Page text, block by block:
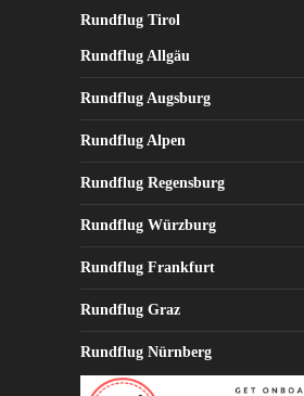
Rundflug Tirol
Rundflug Allgäu
Rundflug Augsburg
Rundflug Alpen
Rundflug Regensburg
Rundflug Würzburg
Rundflug Frankfurt
Rundflug Graz
Rundflug Nürnberg